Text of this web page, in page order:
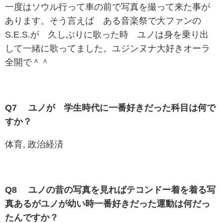
一度はソウル行って車の前で写真を撮って来た事が
あります。そう言えば ある音楽祭で大ファンの
S.E.S.が 久しぶりに歌った時 ユノは身を乗り出
して一緒に歌ってました。ユジンヌナ大好きオーラ
全開で＾＾
Q7 ユノが 学生時代に一番好きだった科目は何で
すか？
体育, 政治経済
Q8 ユノの昔の写真を見ればテコンドー着を着る写
真あるがユノが幼い時一番好きだった運動は何だっ
たんですか？